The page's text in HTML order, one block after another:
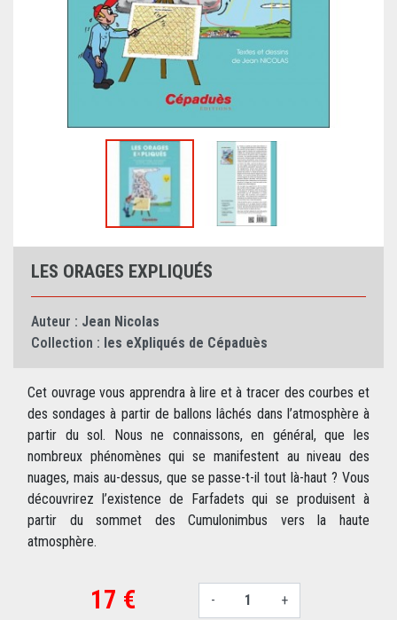
LES ORAGES EXPLIQUÉS
Auteur : Jean Nicolas
Collection : les eXpliqués de Cépaduès
Cet ouvrage vous apprendra à lire et à tracer des courbes et
des sondages à partir de ballons lâchés dans l’atmosphère à
partir du sol. Nous ne connaissons, en général, que les
nombreux phénomènes qui se manifestent au niveau des
nuages, mais au-dessus, que se passe-t-il tout là-haut ? Vous
découvrirez l’existence de Farfadets qui se produisent à
partir du sommet des Cumulonimbus vers la haute
atmosphère.
17 € - +